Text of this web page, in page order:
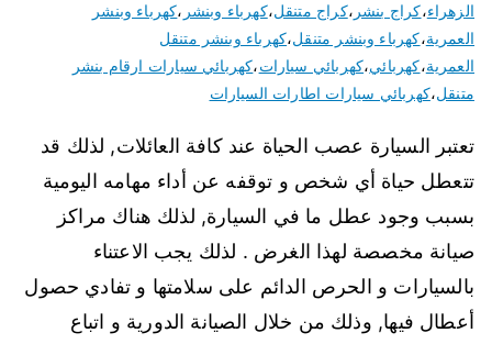
الزهراء،كراج بنشر ،كراج متنقل،كهرباء وبنشر ،كهرباء وبنشر
العمرية،كهرباء وبنشر متنقل،كهرباء وبنشر متنقل
العمرية،كهربائي،كهربائي سيارات،كهربائي سيارات ارقام بنشر
متنقل،كهربائي سيارات اطارات السيارات
تعتبر السيارة عصب الحياة عند كافة العائلات, لذلك قد
تتعطل حياة أي شخص و توقفه عن أداء مهامه اليومية
بسبب وجود عطل ما في السيارة, لذلك هناك مراكز
صيانة مخصصة لهذا الغرض . لذلك يجب الاعتناء
بالسيارات و الحرص الدائم على سلامتها و تفادي حصول
أعطال فيها, وذلك من خلال الصيانة الدورية و اتباع